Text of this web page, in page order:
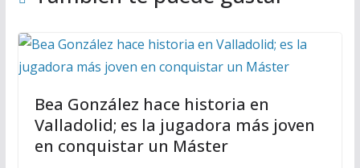
Bea González hace historia en
Valladolid; es la jugadora más joven
en conquistar un Máster